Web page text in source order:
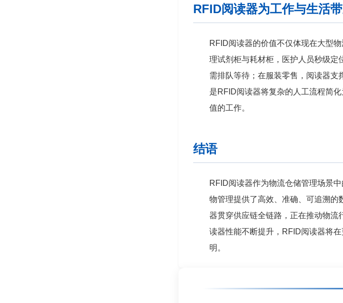
RFID阅读器为工作与生活
RFID阅读器的价值不仅体现在大型
理试剂柜与耗材柜，医护人员秒级
需排队等待；在服装零售，阅读器支
是RFID阅读器将复杂的人工流程简
值的工作。
结语
RFID阅读器作为物流仓储管理场景
物管理提供了高效、准确、可追溯
器贯穿供应链全链路，正在推动物流
读器性能不断提升，RFID阅读器将
明。